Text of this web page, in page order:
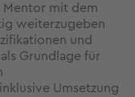
Mentor mit dem
weiterzugeben
und
Grundlage für
Umsetzung